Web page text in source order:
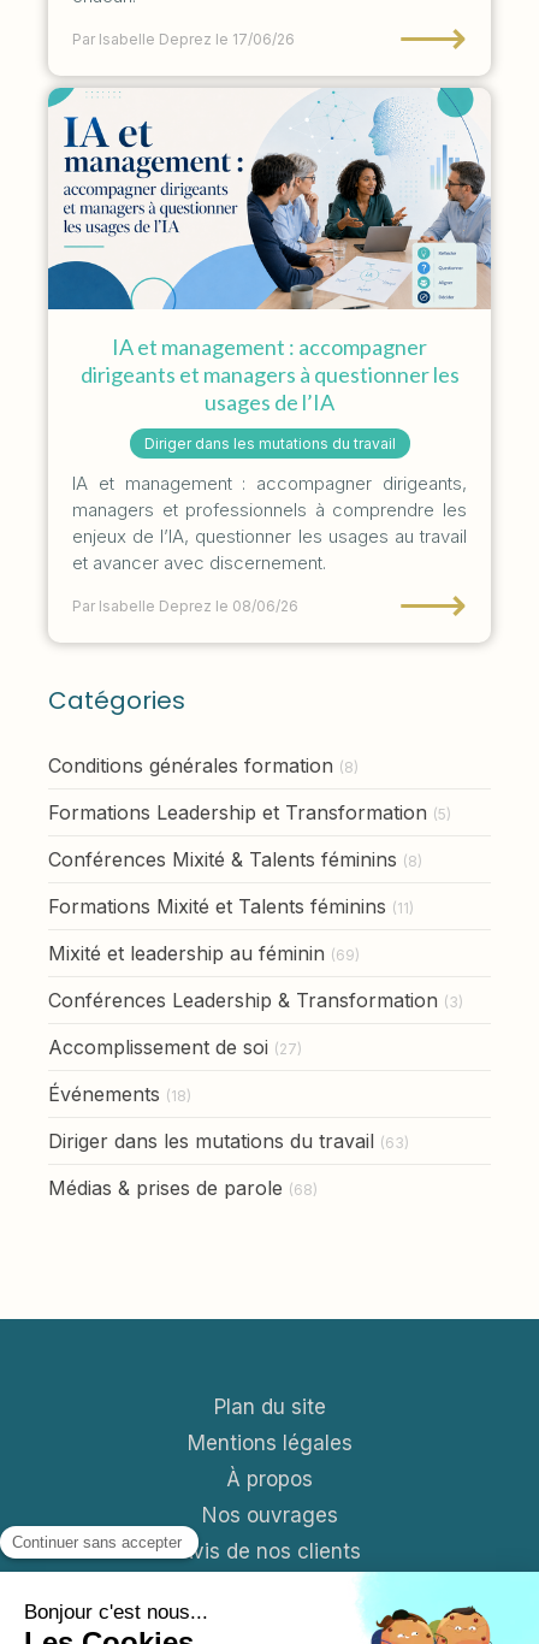
Par Isabelle Deprez le 17/06/26 ⟶
IA et management : accompagner
dirigeants et managers à questionner les
usages de l’IA
Diriger dans les mutations du travail
IA et management : accompagner dirigeants,
managers et professionnels à comprendre les
enjeux de l’IA, questionner les usages au travail
et avancer avec discernement.
Par Isabelle Deprez le 08/06/26 ⟶
Catégories
Conditions générales formation (8)
Formations Leadership et Transformation (5)
Conférences Mixité & Talents féminins (8)
Formations Mixité et Talents féminins (11)
Mixité et leadership au féminin (69)
Conférences Leadership & Transformation (3)
Accomplissement de soi (27)
Événements (18)
Diriger dans les mutations du travail (63)
Médias & prises de parole (68)
Plan du site
Mentions légales
À propos
Nos ouvrages
Avis de nos clients